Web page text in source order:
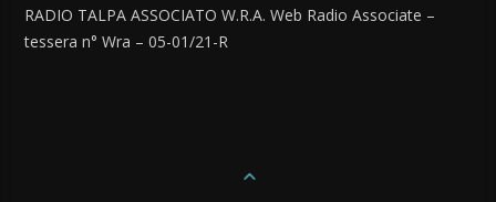
RADIO TALPA ASSOCIATO W.R.A. Web Radio Associate –
tessera n° Wra – 05-01/21-R